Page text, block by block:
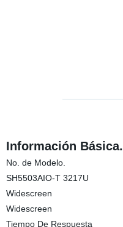
Información Básica.
No. de Modelo.
SH5503AIO-T 3217U
Widescreen
Widescreen
Tiempo De Respuesta